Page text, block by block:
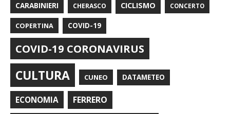
CARABINIERI CHERASCO CICLISMO CONCERTO
COPERTINA COVID-19
COVID-19 CORONAVIRUS
CULTURA CUNEO DATAMETEO
ECONOMIA FERRERO